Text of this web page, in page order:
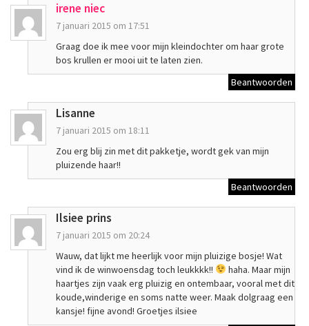
irene niec
7 januari 2015 om 17:51
Graag doe ik mee voor mijn kleindochter om haar grote
bos krullen er mooi uit te laten zien.
Beantwoorden
Lisanne
7 januari 2015 om 18:11
Zou erg blij zin met dit pakketje, wordt gek van mijn
pluizende haar!!
Beantwoorden
Ilsiee prins
7 januari 2015 om 20:24
Wauw, dat lijkt me heerlijk voor mijn pluizige bosje! Wat
vind ik de winwoensdag toch leukkkk!!
haha. Maar mijn
haartjes zijn vaak erg pluizig en ontembaar, vooral met dit
koude,winderige en soms natte weer. Maak dolgraag een
kansje! fijne avond! Groetjes ilsiee